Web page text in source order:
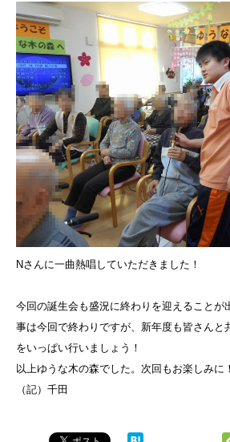
Nさんに一曲熱唱していただきました！
今回の誕生会も盛況に終わりを迎えることが
事は今回で終わりですが、新年度も皆さんと
をいっぱい行いましょう！
以上ゆうな木の森でした。次回もお楽しみに！
（記）千田